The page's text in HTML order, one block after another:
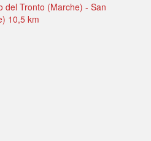
del Tronto (Marche) - San
10,5 km